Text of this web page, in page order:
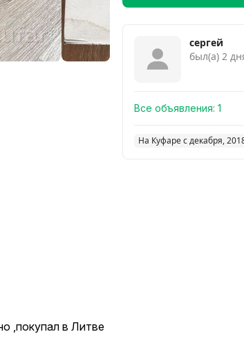
,покупал в Литве
сергей
был(а) 2
Все объявления: 1
На Куфаре с декабря,